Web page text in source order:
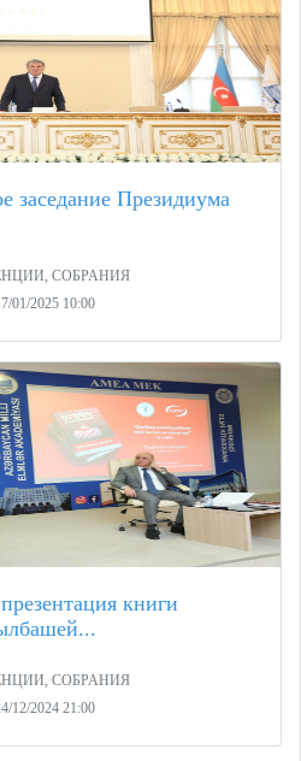
заседание Президиума
СОБРАНИЯ
01/2025 10:00
книги
СОБРАНИЯ
12/2024 21:00